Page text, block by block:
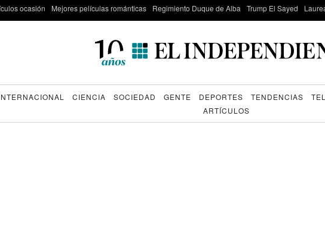
ocasión Mejores películas románticas Regimiento Duque de Alba Trump El Sayed
CIENCIA SOCIEDAD GENTE DEPORTES TENDENCIAS
ARTÍCULOS